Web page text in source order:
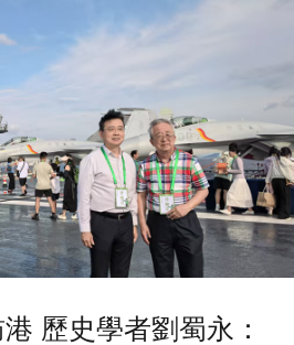
歷史學者劉蜀永：